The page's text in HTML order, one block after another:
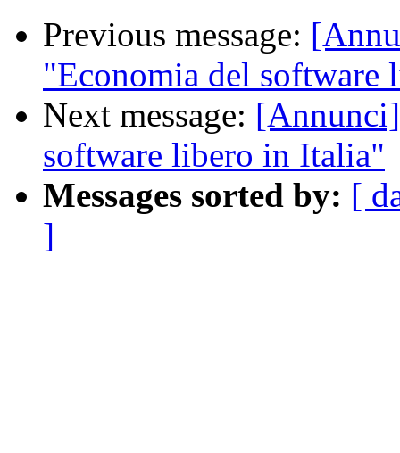
Previous message:
"Economia del software
Next message:
software libero in Italia"
Messages sorted by: [
]